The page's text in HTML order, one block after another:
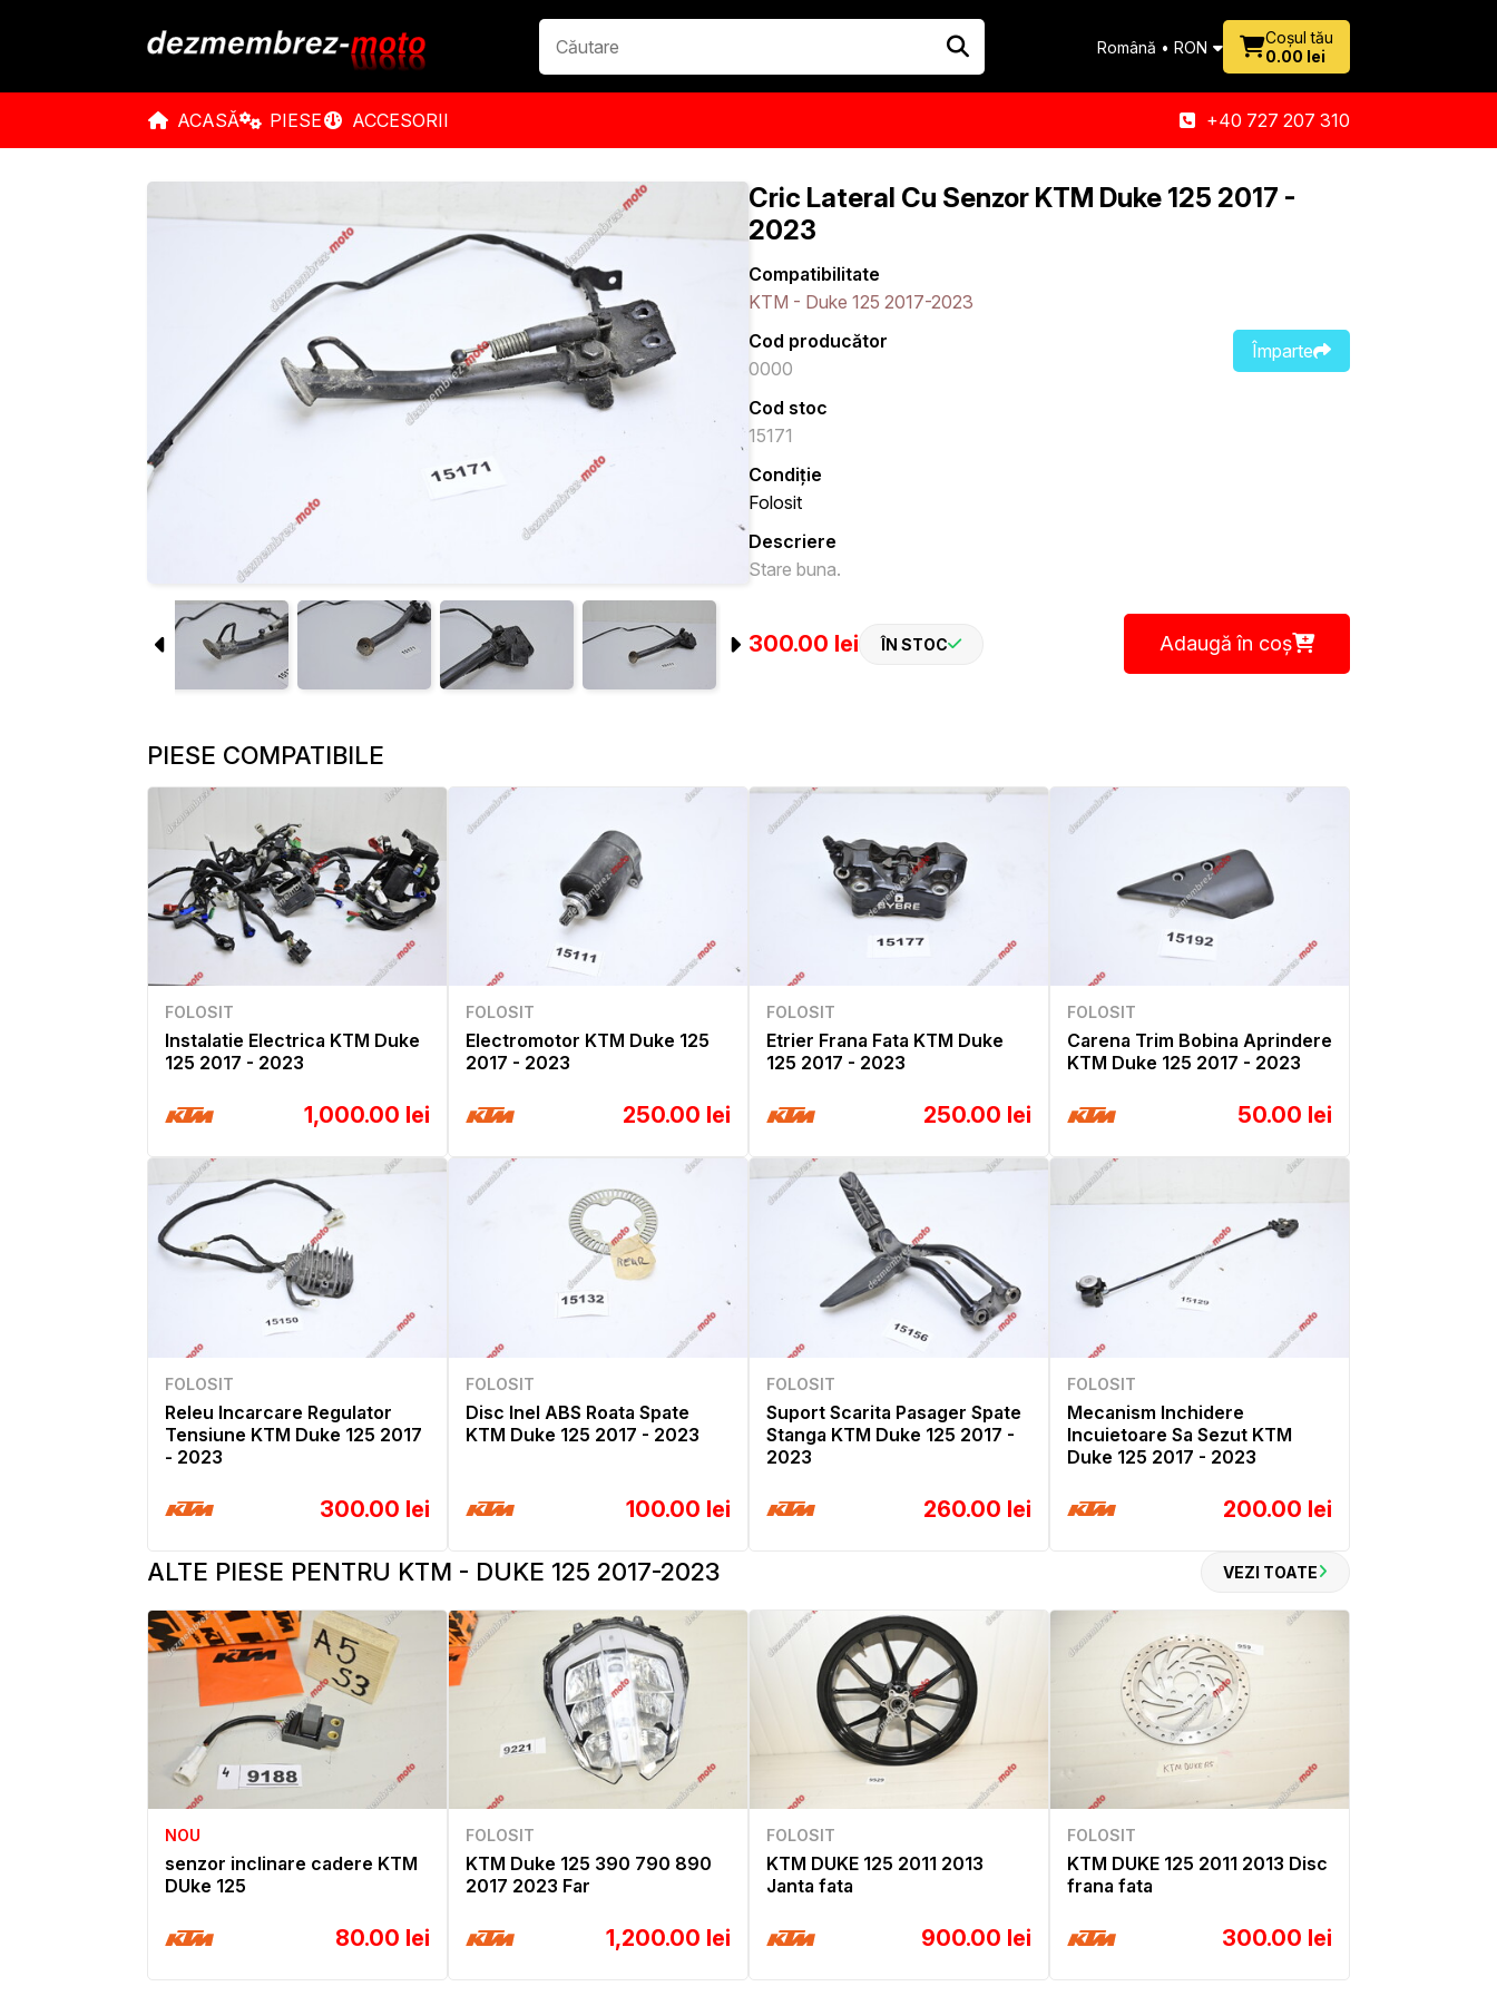
Română • RON
Coșul tău
0.00 lei
ACASĂ PIESE ACCESORII +40 727 207 310
Cric Lateral Cu Senzor KTM Duke 125 2017 -
2023
Compatibilitate
KTM - Duke 125 2017-2023
Împarte
Cod producător
0000
Cod stoc
15171
Condiție
Folosit
Descriere
Stare buna.
300.00 lei ÎN STOC Adaugă în coș
PIESE COMPATIBILE
FOLOSIT
Instalatie Electrica KTM Duke
125 2017 - 2023
1,000.00 lei
FOLOSIT
Electromotor KTM Duke 125
2017 - 2023
250.00 lei
FOLOSIT
Etrier Frana Fata KTM Duke
125 2017 - 2023
250.00 lei
FOLOSIT
Carena Trim Bobina Aprindere
KTM Duke 125 2017 - 2023
50.00 lei
FOLOSIT
Releu Incarcare Regulator
Tensiune KTM Duke 125 2017
- 2023
300.00 lei
FOLOSIT
Disc Inel ABS Roata Spate
KTM Duke 125 2017 - 2023
100.00 lei
FOLOSIT
Suport Scarita Pasager Spate
Stanga KTM Duke 125 2017 -
2023
260.00 lei
FOLOSIT
Mecanism Inchidere
Incuietoare Sa Sezut KTM
Duke 125 2017 - 2023
200.00 lei
ALTE PIESE PENTRU KTM - DUKE 125 2017-2023 VEZI TOATE
NOU
senzor inclinare cadere KTM
DUke 125
80.00 lei
FOLOSIT
KTM Duke 125 390 790 890
2017 2023 Far
1,200.00 lei
FOLOSIT
KTM DUKE 125 2011 2013
Janta fata
900.00 lei
FOLOSIT
KTM DUKE 125 2011 2013 Disc
frana fata
300.00 lei